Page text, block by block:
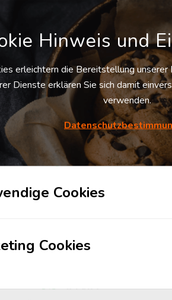
Inhouse Logistik
Multi-Channel-
(Lagerlogistik)
IT-Lösungen
Service
Hinweis und
erleichtern die Bereitstellung
Dienste erklären Sie sich damit
verwenden.
Cookies
Cookies